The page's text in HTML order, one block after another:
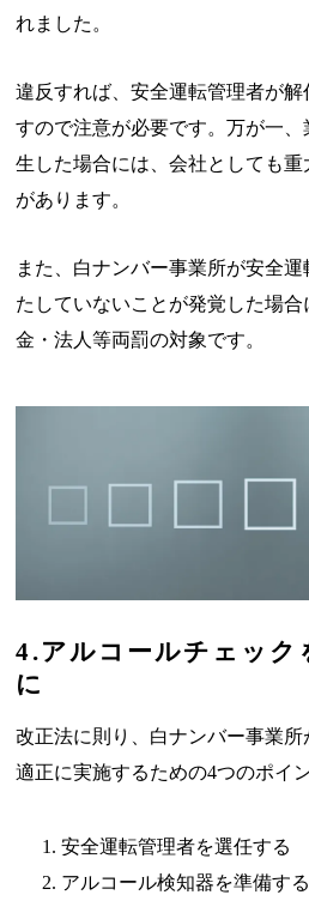
れました。
違反すれば、安全運転管理者が解
すので注意が必要です。万が一
生した場合には、会社としても
があります。
また、白ナンバー事業所が安全
たしていないことが発覚した場合
金・法人等両罰の対象です。
4.アルコールチェック
に
改正法に則り、白ナンバー事業
適正に実施するための4つのポイ
安全運転管理者を選任する
アルコール検知器を準備する